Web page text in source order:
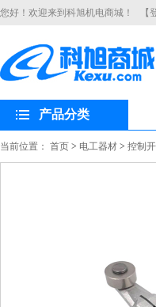
您好！欢迎来到科旭机电商城！ 【
产品分类
当前位置： 首页 > 电工器材 > 控制